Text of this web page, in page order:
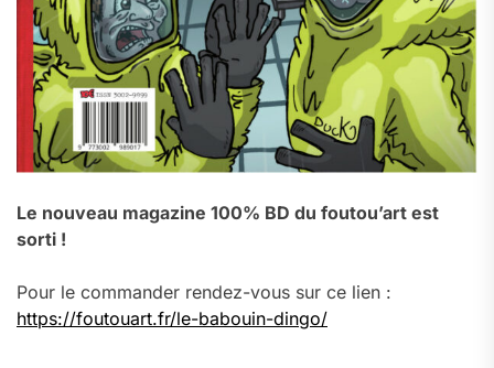
Le nouveau magazine 100% BD du foutou’art est
sorti !
Pour le commander rendez-vous sur ce lien :
https://foutouart.fr/le-babouin-dingo/